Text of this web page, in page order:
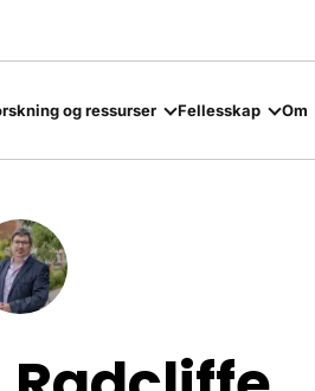
og ressurser Fellesskap Om